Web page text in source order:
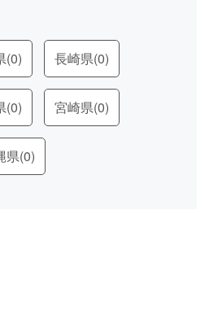
(0) 長崎県(0)
(0) 宮崎県(0)
県(0)